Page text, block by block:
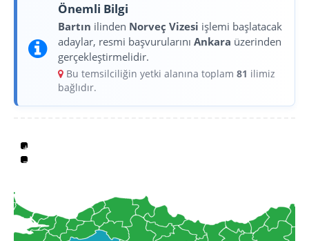
Önemli Bilgi
Bartın ilinden Norveç Vizesi işlemi başlatacak
adaylar, resmi başvurularını Ankara üzerinden
gerçekleştirmelidir.
Bu temsilciliğin yetki alanına toplam 81 ilimiz
bağlıdır.
+
−